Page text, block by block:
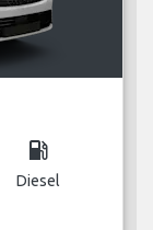
local_gas_station
Diesel